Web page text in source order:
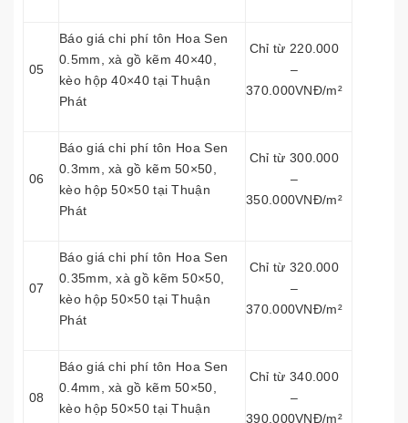
05
Báo giá chi phí tôn Hoa Sen
0.5mm, xà gồ kẽm 40×40,
kèo hộp 40×40 tại Thuận
Phát
Chỉ từ 220.000
–
370.000VNĐ/m²
06
Báo giá chi phí tôn Hoa Sen
0.3mm, xà gồ kẽm 50×50,
kèo hộp 50×50 tại Thuận
Phát
Chỉ từ 300.000
–
350.000VNĐ/m²
07
Báo giá chi phí tôn Hoa Sen
0.35mm, xà gồ kẽm 50×50,
kèo hộp 50×50 tại Thuận
Phát
Chỉ từ 320.000
–
370.000VNĐ/m²
08
Báo giá chi phí tôn Hoa Sen
0.4mm, xà gồ kẽm 50×50,
kèo hộp 50×50 tại Thuận
Chỉ từ 340.000
–
390.000VNĐ/m²